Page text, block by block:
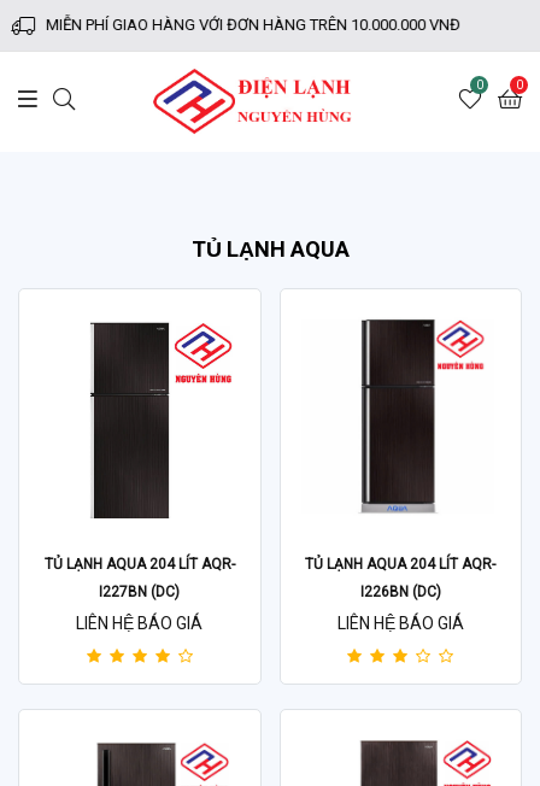
PHÍ GIAO HÀNG VỚI ĐƠN HÀNG TRÊN 10.000.000 VNĐ
0 0
TỦ LẠNH AQUA
TỦ LẠNH AQUA 204 LÍT AQR-
I227BN (DC)
LIÊN HỆ BÁO GIÁ
TỦ LẠNH AQUA 204 LÍT AQR-
I226BN (DC)
LIÊN HỆ BÁO GIÁ